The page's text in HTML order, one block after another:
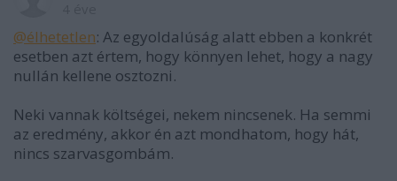
@élhetetlen: Az egyoldalúság alatt ebben a konkrét
esetben azt értem, hogy könnyen lehet, hogy a nagy
nullán kellene osztozni.
Neki vannak költségei, nekem nincsenek. Ha semmi
az eredmény, akkor én azt mondhatom, hogy hát,
nincs szarvasgombám.